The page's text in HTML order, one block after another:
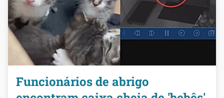
Funcionários de abrigo